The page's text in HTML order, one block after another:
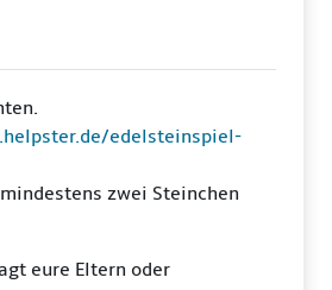
edelsteinspiel-
zwei Steinchen
eure Eltern oder